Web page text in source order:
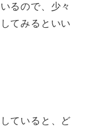
るので、少々
てみるといい
ていると、ど